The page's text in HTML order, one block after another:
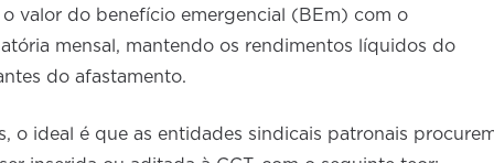
valor do benefício emergencial (BEm) com o
mensal, mantendo os rendimentos líquidos do
do afastamento.
o ideal é que as entidades sindicais patronais